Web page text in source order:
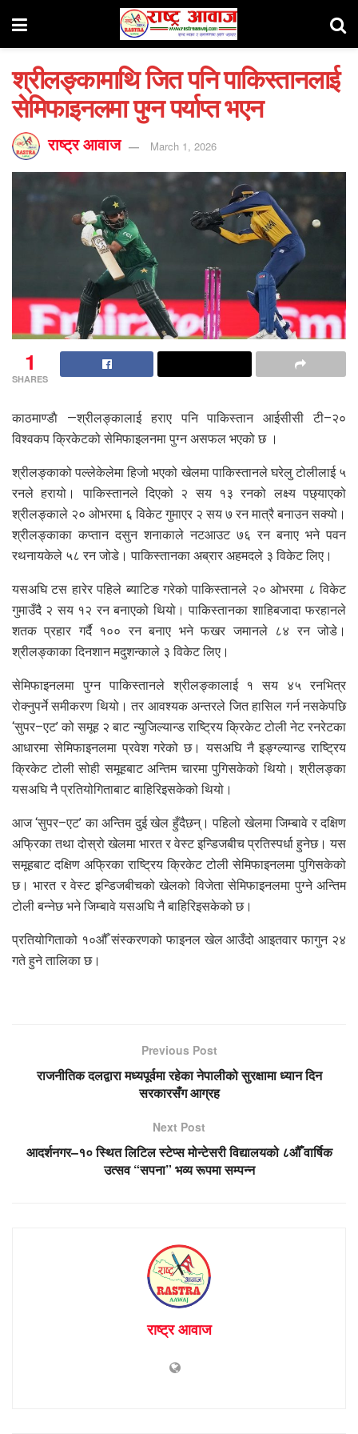
श्रीलङ्कामाथि जित पनि पाकिस्तानलाई
सेमिफाइनलमा पुग्न पर्याप्त भएन
राष्ट्र आवाज March 1, 2026
1
SHARES
काठमाण्डाै —श्रीलङ्कालाई हराए पनि पाकिस्तान आईसीसी टी–२०
विश्वकप क्रिकेटको सेमिफाइलनमा पुग्न असफल भएको छ ।
श्रीलङ्काको पल्लेकेलेमा हिजो भएको खेलमा पाकिस्तानले घरेलु टोलीलाई ५
रनले हरायो। पाकिस्तानले दिएको २ सय १३ रनको लक्ष्य पछ्याएको
श्रीलङ्काले २० ओभरमा ६ विकेट गुमाएर २ सय ७ रन मात्रै बनाउन सक्यो।
श्रीलङ्काका कप्तानदसुन शनाकाले नटआउट ७६ रन बनाए भने पवन
रथनायकेले ५८ रन जोडे। पाकिस्तानका अब्रार अहमदले ३ विकेट लिए।
यसअघि टस हारेर पहिले ब्याटिङ गरेको पाकिस्तानले २० ओभरमा ८ विकेट
गुमाउँदै २ सय १२ रन बनाएको थियो। पाकिस्तानका शाहिबजादा फरहानले
शतक प्रहार गर्दै १०० रन बनाए भने फखर जमानले ८४ रन जोडे।
श्रीलङ्काका दिनशान मदुशन्काले ३ विकेट लिए।
सेमिफाइनलमा पुग्न पाकिस्तानले श्रीलङ्कालाई १ सय ४५ रनभित्र
रोक्नुपर्ने समीकरण थियो। तर आवश्यक अन्तरले जित हासिल गर्न नसकेपछि
‘सुपर–एट’ को समूह २ बाटन्युजिल्यान्ड राष्ट्रिय क्रिकेट टोलीनेट रनरेटका
आधारमा सेमिफाइनलमा प्रवेश गरेको छ। यसअघि नैइङ्ग्ल्यान्ड राष्ट्रिय
क्रिकेट टोलीसोही समूहबाट अन्तिम चारमा पुगिसकेको थियो। श्रीलङ्का
यसअघि नै प्रतियोगिताबाट बाहिरिइसकेको थियो।
आज ‘सुपर–एट’ का अन्तिम दुई खेल हुँदैछन्। पहिलो खेलमा जिम्बावे र दक्षिण
अफ्रिका तथा दोस्रो खेलमा भारत र वेस्ट इन्डिजबीच प्रतिस्पर्धा हुनेछ। यस
समूहबाटदक्षिण अफ्रिका राष्ट्रिय क्रिकेट टोली सेमिफाइनलमा पुगिसकेको
छ। भारत र वेस्ट इन्डिजबीचको खेलको विजेता सेमिफाइनलमा पुग्ने अन्तिम
टोली बन्नेछ भने जिम्बावे यसअघि नै बाहिरिइसकेको छ।
प्रतियोगिताको १०औँ संस्करणको फाइनल खेल आउँदो आइतवार फागुन २४
गते हुने तालिका छ।
Previous Post
राजनीतिक दलद्वारा मध्यपूर्वमा रहेका नेपालीको सुरक्षामा ध्यान दिन
सरकारसँग आग्रह
Next Post
आदर्शनगर–१० स्थित लिटिल स्टेप्स मोन्टेसरी विद्यालयको ८औँ वार्षिक
उत्सव “सपना” भव्य रूपमा सम्पन्न
राष्ट्र आवाज